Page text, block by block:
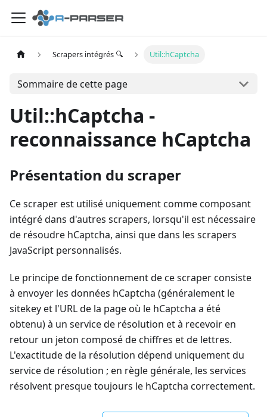
Scrapers intégrés 🔍 Util::hCaptcha
Sommaire de cette page
Util::hCaptcha -
reconnaissance hCaptcha
Présentation du scraper
Ce scraper est utilisé uniquement comme composant
intégré dans d'autres scrapers, lorsqu'il est nécessaire
de résoudre hCaptcha, ainsi que dans les scrapers
JavaScript personnalisés.
Le principe de fonctionnement de ce scraper consiste
à envoyer les données hCaptcha (généralement le
sitekey et l'URL de la page où le hCaptcha a été
obtenu) à un service de résolution et à recevoir en
retour un jeton composé de chiffres et de lettres.
L'exactitude de la résolution dépend uniquement du
service de résolution ; en règle générale, les services
résolvent presque toujours le hCaptcha correctement.